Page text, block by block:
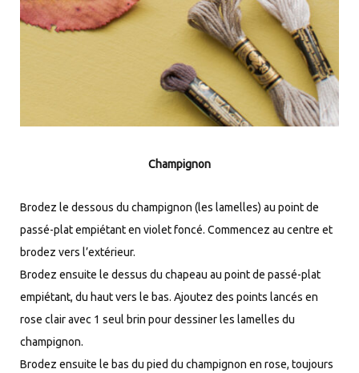
Champignon
Brodez le dessous du champignon (les lamelles) au point de
passé-plat empiétant en violet foncé. Commencez au centre et
brodez vers l’extérieur.
Brodez ensuite le dessus du chapeau au point de passé-plat
empiétant, du haut vers le bas. Ajoutez des points lancés en
rose clair avec 1 seul brin pour dessiner les lamelles du
champignon.
Brodez ensuite le bas du pied du champignon en rose, toujours